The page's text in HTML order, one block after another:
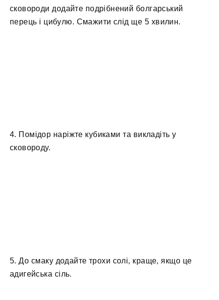
сковороди додайте подрібнений болгарський
перець і цибулю. Смажити слід ще 5 хвилин.
4. Помідор наріжте кубиками та викладіть у
сковороду.
5. До смаку додайте трохи солі, краще, якщо це
адигейська сіль.